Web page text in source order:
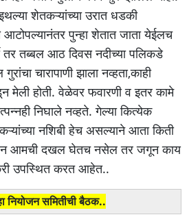
शेतकऱ्यांच्या उरात धडकी
पुन्हा शेतात जाता येईलच
तर तब्बल आठ दिवस नदीच्या पलिकडे
चारापाणी झाला नव्हता,काही
मेली होती. वेळेवर फवारणी व इतर कामे
निघाले नव्हते. गेल्या कित्येक
नशिबी हेच असल्याने आता किती
आमची दखल घेतच नसेल तर जगून काय
उपस्थित करत आहेत..
नियोजन समितीची बैठक..